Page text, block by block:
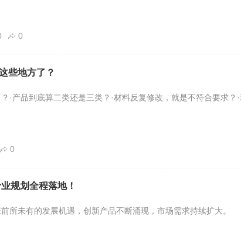
0
些地方了？
·产品到底算二类还是三类？·材料反复修改，就是不符合要求？
0
规划全程落地！
所未有的发展机遇，创新产品不断涌现，市场需求持续扩大。